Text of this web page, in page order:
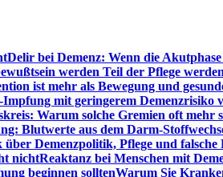
Delir bei Demenz: Wenn die
werden Teil der Pflege werden
ist mehr als Bewegung und
Impfung mit geringerem Demenzrisiko
Warum solche Gremien oft mehr
Blutwerte aus dem Darm-
über Demenzpolitik, Pflege und falsche
nichtReaktanz bei Menschen mit
beginnen solltenWarum Sie